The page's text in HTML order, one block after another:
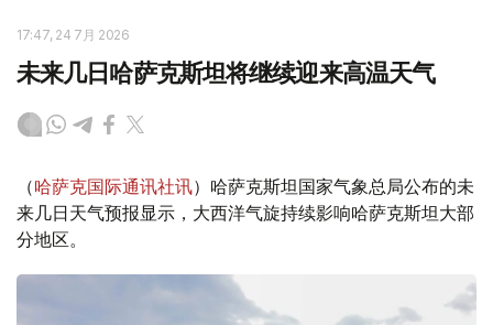
17:47, 24 7月 2026
未来几日哈萨克斯坦将继续迎来高温天气
（哈萨克国际通讯社讯）哈萨克斯坦国家气象总局公布的未
来几日天气预报显示，大西洋气旋持续影响哈萨克斯坦大部
分地区。